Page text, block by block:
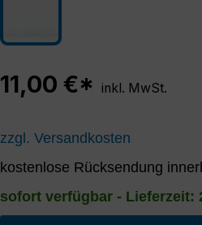
11,00 €* inkl. MwSt.
zzgl. Versandkosten
kostenlose Rücksendung
sofort verfügbar - Lieferzeit: